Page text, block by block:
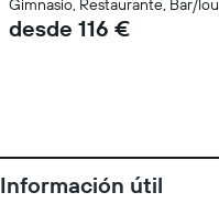
Gimnasio, Restaurante, Bar/
desde 116 €
Información útil